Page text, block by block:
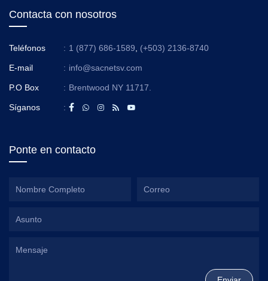
Contacta con nosotros
Teléfonos : 1 (877) 686-1589 (+503) 2136-8740
E-mail : info@sacnetsv.com
P.O Box : Brentwood NY 11717.
Síganos :
Ponte en contacto